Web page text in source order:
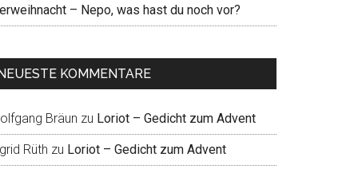
– Nepo, was hast du noch vor?
KOMMENTARE
Bräun zu Loriot – Gedicht zum Advent
Rüth zu Loriot – Gedicht zum Advent